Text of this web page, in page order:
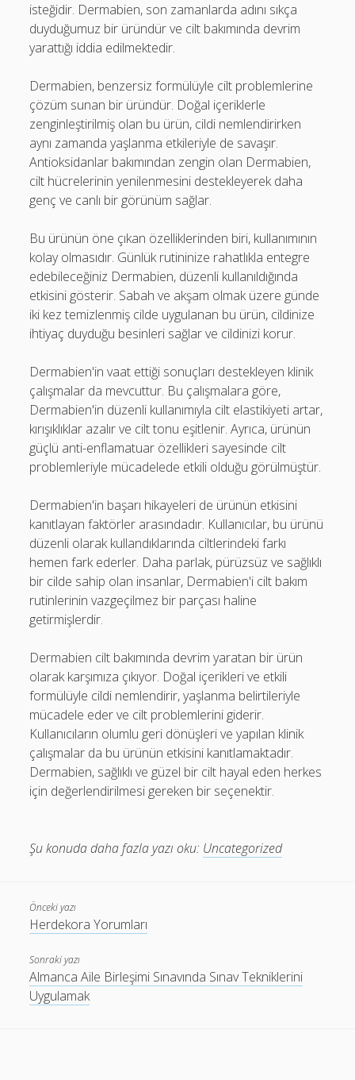
isteğidir. Dermabien, son zamanlarda adını sıkça
duyduğumuz bir üründür ve cilt bakımında devrim
yarattığı iddia edilmektedir.
Dermabien, benzersiz formülüyle cilt problemlerine
çözüm sunan bir üründür. Doğal içeriklerle
zenginleştirilmiş olan bu ürün, cildi nemlendirirken
aynı zamanda yaşlanma etkileriyle de savaşır.
Antioksidanlar bakımından zengin olan Dermabien,
cilt hücrelerinin yenilenmesini destekleyerek daha
genç ve canlı bir görünüm sağlar.
Bu ürünün öne çıkan özelliklerinden biri, kullanımının
kolay olmasıdır. Günlük rutininize rahatlıkla entegre
edebileceğiniz Dermabien, düzenli kullanıldığında
etkisini gösterir. Sabah ve akşam olmak üzere günde
iki kez temizlenmiş cilde uygulanan bu ürün, cildinize
ihtiyaç duyduğu besinleri sağlar ve cildinizi korur.
Dermabien'in vaat ettiği sonuçları destekleyen klinik
çalışmalar da mevcuttur. Bu çalışmalara göre,
Dermabien'in düzenli kullanımıyla cilt elastikiyeti artar,
kırışıklıklar azalır ve cilt tonu eşitlenir. Ayrıca, ürünün
güçlü anti-enflamatuar özellikleri sayesinde cilt
problemleriyle mücadelede etkili olduğu görülmüştür.
Dermabien'in başarı hikayeleri de ürünün etkisini
kanıtlayan faktörler arasındadır. Kullanıcılar, bu ürünü
düzenli olarak kullandıklarında ciltlerindeki farkı
hemen fark ederler. Daha parlak, pürüzsüz ve sağlıklı
bir cilde sahip olan insanlar, Dermabien'i cilt bakım
rutinlerinin vazgeçilmez bir parçası haline
getirmişlerdir.
Dermabien cilt bakımında devrim yaratan bir ürün
olarak karşımıza çıkıyor. Doğal içerikleri ve etkili
formülüyle cildi nemlendirir, yaşlanma belirtileriyle
mücadele eder ve cilt problemlerini giderir.
Kullanıcıların olumlu geri dönüşleri ve yapılan klinik
çalışmalar da bu ürünün etkisini kanıtlamaktadır.
Dermabien, sağlıklı ve güzel bir cilt hayal eden herkes
için değerlendirilmesi gereken bir seçenektir.
Şu konuda daha fazla yazı oku: Uncategorized
Önceki yazı
Herdekora Yorumları
Sonraki yazı
Almanca Aile Birleşimi Sınavında Sınav Tekniklerini
Uygulamak